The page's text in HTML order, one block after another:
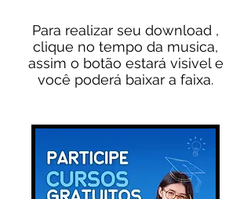
Para realizar seu download ,
clique no tempo da musica,
assim o botão estará visivel e
você poderá baixar a faixa.